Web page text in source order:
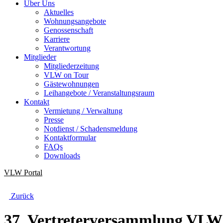
Über Uns
Aktuelles
Wohnungsangebote
Genossenschaft
Karriere
Verantwortung
Mitglieder
Mitgliederzeitung
VLW on Tour
Gästewohnungen
Leihangebote / Veranstaltungsraum
Kontakt
Vermietung / Verwaltung
Presse
Notdienst / Schadensmeldung
Kontaktformular
FAQs
Downloads
VLW Portal
Zurück